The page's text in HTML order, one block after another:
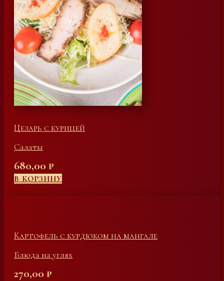
Цезарь с курицей
Салаты
680,00 ₽
В КОРЗИНУ
Картофель с курдюком на мангале
Блюда на углях
270,00 ₽